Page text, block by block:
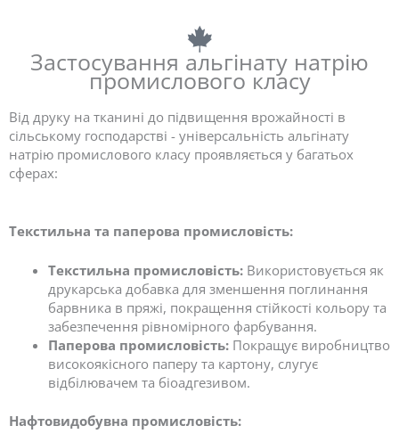
Застосування альгінату натрію
промислового класу
Від друку на тканині до підвищення врожайності в
сільському господарстві - універсальність альгінату
натрію промислового класу проявляється у багатьох
сферах:
Текстильна та паперова промисловість:
Текстильна промисловість: Використовується як
друкарська добавка для зменшення поглинання
барвника в пряжі, покращення стійкості кольору та
забезпечення рівномірного фарбування.
Паперова промисловість: Покращує виробництво
високоякісного паперу та картону, слугує
відбілювачем та біоадгезивом.
Нафтовидобувна промисловість: